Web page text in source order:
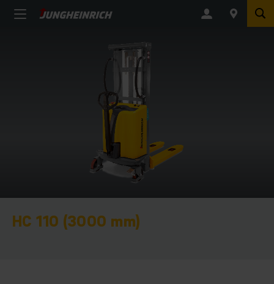
HC 110 (3000 mm)